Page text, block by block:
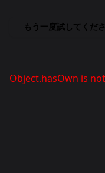
もう一度試してくだ
Object.hasOwn is